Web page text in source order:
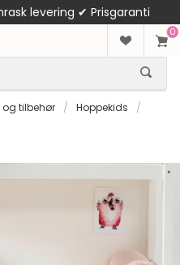
levering ✔ Prisgaranti
0
og tilbehør / Hoppekids
/